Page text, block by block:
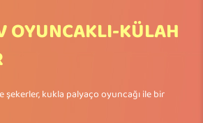
OYUNCAKLI-KÜLAH
şekerler, kukla palyaço oyuncağı ile bir